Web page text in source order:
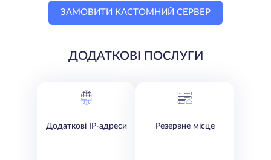
ЗАМОВИТИ КАСТОМНИЙ СЕРВЕР
ДОДАТКОВІ ПОСЛУГИ
Додаткові IP-адреси Резервне місце